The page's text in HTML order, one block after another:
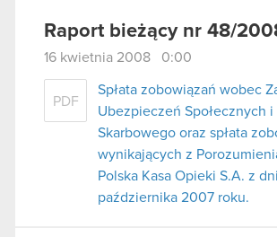
Raport bieżący nr 48/
16 kwietnia 2008 0:00
PDF
Spłata zobowiązań wobec
Ubezpieczeń Społecznych i
Skarbowego oraz spłata
wynikających z
Polska Kasa Opieki S.A. z
października 2007 roku.